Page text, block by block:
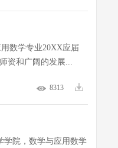
数学专业20XX应届
资和广阔的发展...
8313
学院，数学与应用数学